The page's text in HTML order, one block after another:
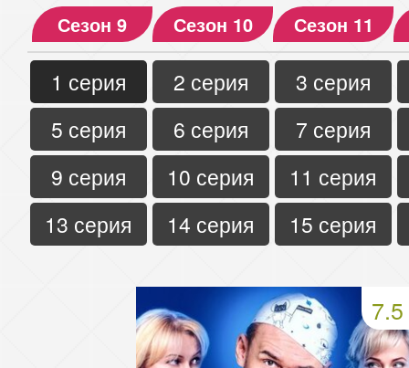
Сезон 9
Сезон 10 Сезон 11
1 серия 2 серия
3 серия
5 серия
6 серия
7 серия
9 серия
10 серия
11 серия
13 серия
14 серия 15 серия
7.5